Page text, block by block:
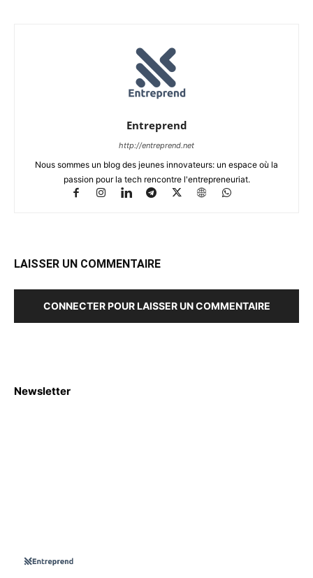
Entreprend
http://entreprend.net
Nous sommes un blog des jeunes innovateurs: un espace où la
passion pour la tech rencontre l'entrepreneuriat.
LAISSER UN COMMENTAIRE
CONNECTER POUR LAISSER UN COMMENTAIRE
Newsletter